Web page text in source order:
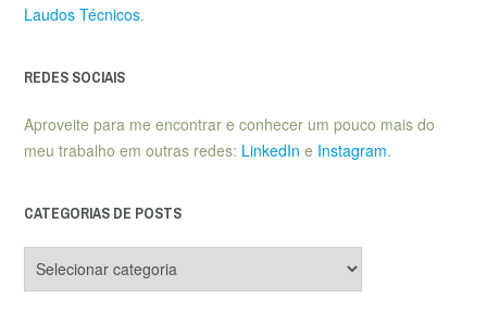
Laudos Técnicos.
REDES SOCIAIS
Aproveite para me encontrar e conhecer um pouco mais do
meu trabalho em outras redes: LinkedIn e Instagram.
CATEGORIAS DE POSTS
de